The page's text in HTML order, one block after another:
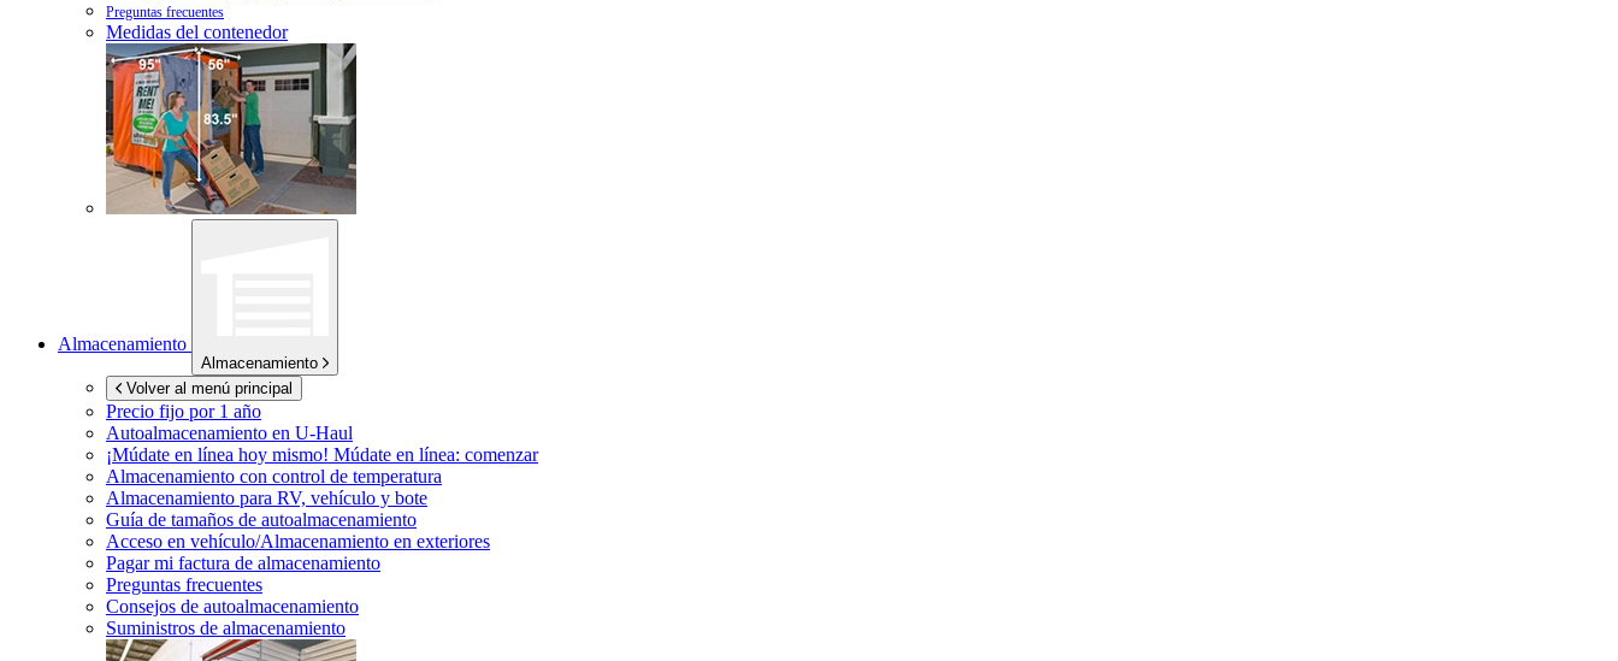
Preguntas frecuentes
Medidas del contenedor
Almacenamiento
Almacenamiento
Volver al menú principal
Precio fijo por 1 año
Autoalmacenamiento en U-Haul
¡Múdate en línea hoy mismo! Múdate en línea: comenzar
Almacenamiento con control de temperatura
Almacenamiento para RV, vehículo y bote
Guía de tamaños de autoalmacenamiento
Acceso en vehículo/Almacenamiento en exteriores
Pagar mi factura de almacenamiento
Preguntas frecuentes
Consejos de autoalmacenamiento
Suministros de almacenamiento